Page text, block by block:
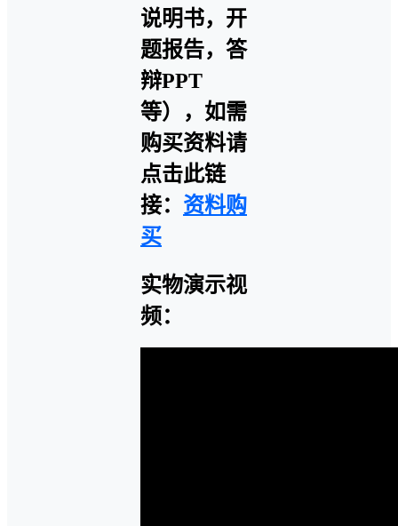
说明书，开
题报告，答
辩PPT
等），如需
购买资料请
点击此链
接： 资料购
买
实物演示视
频：